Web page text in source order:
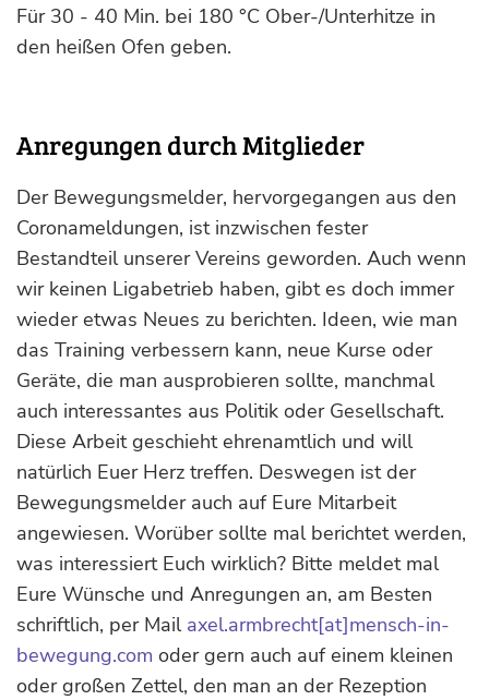
Für 30 - 40 Min. bei 180 °C Ober-/Unterhitze in
den heißen Ofen geben.
Anregungen durch Mitglieder
Der Bewegungsmelder, hervorgegangen aus den
Coronameldungen, ist inzwischen fester
Bestandteil unserer Vereins geworden. Auch wenn
wir keinen Ligabetrieb haben, gibt es doch immer
wieder etwas Neues zu berichten. Ideen, wie man
das Training verbessern kann, neue Kurse oder
Geräte, die man ausprobieren sollte, manchmal
auch interessantes aus Politik oder Gesellschaft.
Diese Arbeit geschieht ehrenamtlich und will
natürlich Euer Herz treffen. Deswegen ist der
Bewegungsmelder auch auf Eure Mitarbeit
angewiesen. Worüber sollte mal berichtet werden,
was interessiert Euch wirklich? Bitte meldet mal
Eure Wünsche und Anregungen an, am Besten
schriftlich, per Mail axel.armbrecht[at]mensch-in-
bewegung.com oder gern auch auf einem kleinen
oder großen Zettel, den man an der Rezeption